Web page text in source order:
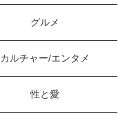
グルメ
カルチャー/エンタメ
性と愛